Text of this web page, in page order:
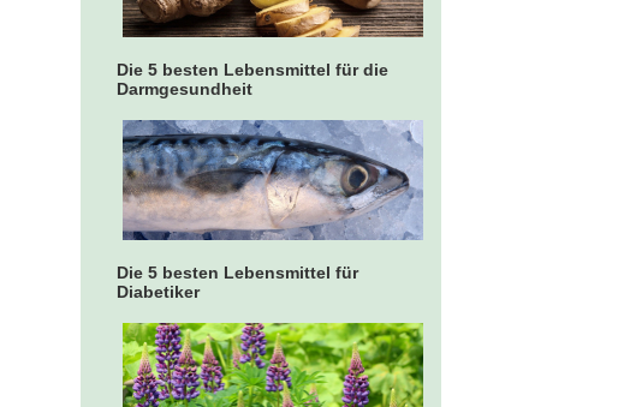
Die 5 besten Lebensmittel für die
Darmgesundheit
Die 5 besten Lebensmittel für
Diabetiker